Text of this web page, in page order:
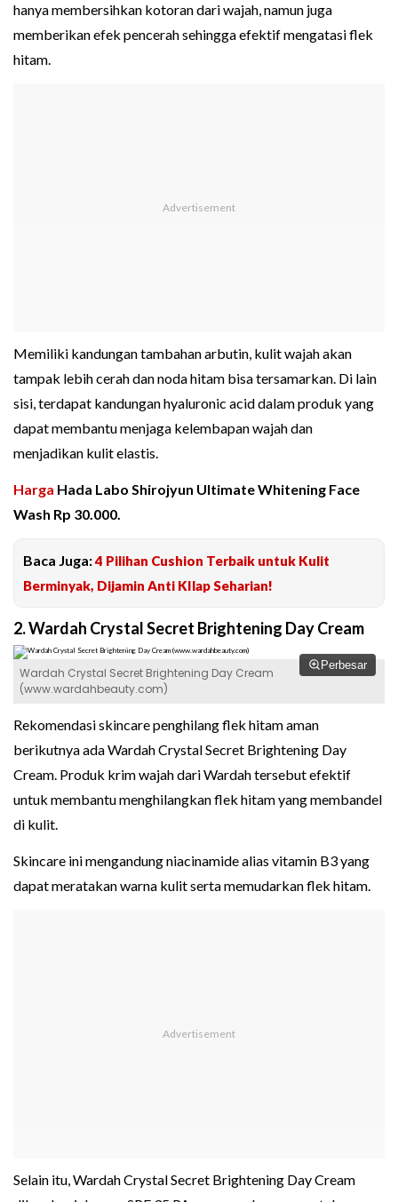
hanya membersihkan kotoran dari wajah, namun juga
memberikan efek pencerah sehingga efektif mengatasi flek
hitam.
Memiliki kandungan tambahan arbutin, kulit wajah akan
tampak lebih cerah dan noda hitam bisa tersamarkan. Di lain
sisi, terdapat kandungan hyaluronic acid dalam produk yang
dapat membantu menjaga kelembapan wajah dan
menjadikan kulit elastis.
Harga Hada Labo Shirojyun Ultimate Whitening Face
Wash Rp 30.000.
Baca Juga:4 Pilihan Cushion Terbaik untuk Kulit
Berminyak, Dijamin Anti KIlap Seharian!
2. Wardah Crystal Secret Brightening Day Cream
Perbesar
Wardah Crystal Secret Brightening Day Cream
(www.wardahbeauty.com)
Rekomendasi skincare penghilang flek hitam aman
berikutnya ada Wardah Crystal Secret Brightening Day
Cream. Produk krim wajah dari Wardah tersebut efektif
untuk membantu menghilangkan flek hitam yang membandel
di kulit.
Skincare ini mengandung niacinamide alias vitamin B3 yang
dapat meratakan warna kulit serta memudarkan flek hitam.
Selain itu, Wardah Crystal Secret Brightening Day Cream